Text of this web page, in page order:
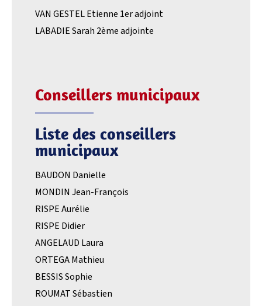
VAN GESTEL Etienne 1er adjoint
LABADIE Sarah 2ème adjointe
Conseillers municipaux
Liste des conseillers
municipaux
BAUDON Danielle
MONDIN Jean-François
RISPE Aurélie
RISPE Didier
ANGELAUD Laura
ORTEGA Mathieu
BESSIS Sophie
ROUMAT Sébastien